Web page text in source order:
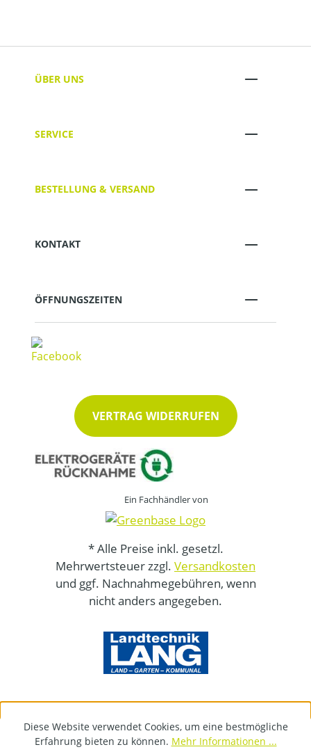
ÜBER UNS
SERVICE
BESTELLUNG & VERSAND
KONTAKT
ÖFFNUNGSZEITEN
VERTRAG WIDERRUFEN
Ein Fachhändler von
* Alle Preise inkl. gesetzl.
Mehrwertsteuer zzgl. Versandkosten
und ggf. Nachnahmegebühren, wenn
nicht anders angegeben.
Diese Website verwendet Cookies, um eine bestmögliche
Erfahrung bieten zu können. Mehr Informationen ...